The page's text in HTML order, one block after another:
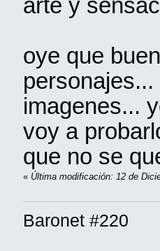
oye que
imagenes...
voy a
que no se
« Última modificación: 12 de
Baronet #220